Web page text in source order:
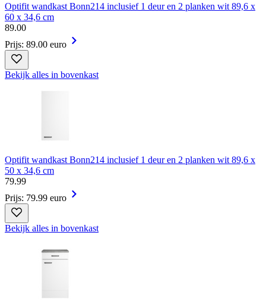
Optifit wandkast Bonn214 inclusief 1 deur en 2 planken wit 89,6 x
60 x 34,6 cm
89.00
Prijs: 89.00 euro
Bekijk alles in bovenkast
Optifit wandkast Bonn214 inclusief 1 deur en 2 planken wit 89,6 x
50 x 34,6 cm
79.99
Prijs: 79.99 euro
Bekijk alles in bovenkast